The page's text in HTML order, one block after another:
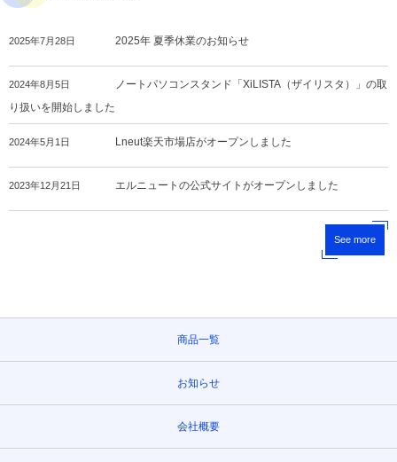
2025年7月28日 2025年 夏季休業のお知らせ
2024年8月5日
ノートパソコンスタンド「XiLISTA（ザイリスタ）」の取
り扱いを開始しました
2024年5月1日 Lneut楽天市場店がオープンしました
2023年12月21日 エルニュートの公式サイトがオープンしました
See more
商品一覧
お知らせ
会社概要